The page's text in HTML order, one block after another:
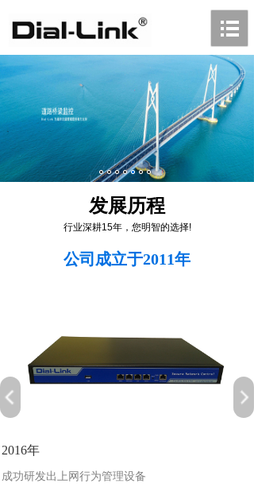
发展历程
行业深耕15年，您明智的选择!
公司成立于2011年
2016年
成功研发出上网行为管理设备